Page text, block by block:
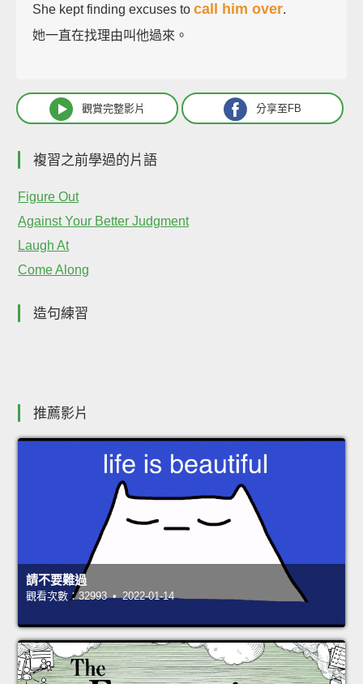
She kept finding excuses to call him over.
她一直在找理由叫他過來。
觀賞完整影片 分享至FB
複習之前學過的片語
Figure Out
Against Your Better Judgment
Laugh At
Come Along
造句練習
推薦影片
請不要難過
觀看次數：32993 • 2022-01-14